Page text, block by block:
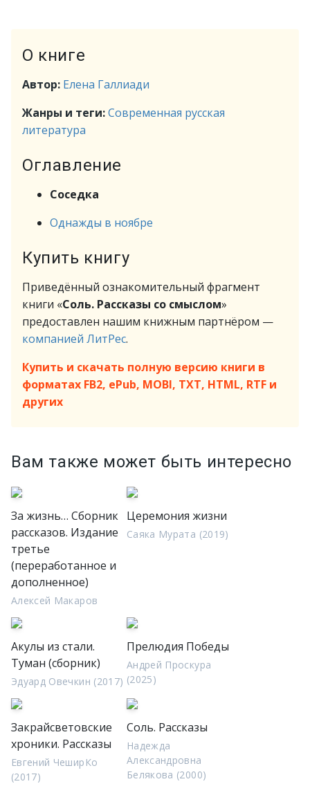
О книге
Автор: Елена Галлиади
Жанры и теги:Современная русская
литература
Оглавление
Соседка
Однажды в ноябре
Купить книгу
Приведённый ознакомительный фрагмент
книги «Соль. Рассказы со смыслом»
предоставлен нашим книжным партнёром —
компанией ЛитРес.
Купить и скачать полную версию книги в
форматах FB2, ePub, MOBI, TXT, HTML, RTF и
других
Вам также может быть интересно
За жизнь… Сборник
рассказов. Издание
третье
(переработанное и
дополненное)
Алексей Макаров
Церемония жизни
Саяка Мурата (2019)
Акулы из стали.
Туман (сборник)
Эдуард Овечкин (2017)
Прелюдия Победы
Андрей Проскура
(2025)
Закрайсветовские
хроники. Рассказы
Евгений ЧеширКо
(2017)
Соль. Рассказы
Надежда
Александровна
Белякова (2000)